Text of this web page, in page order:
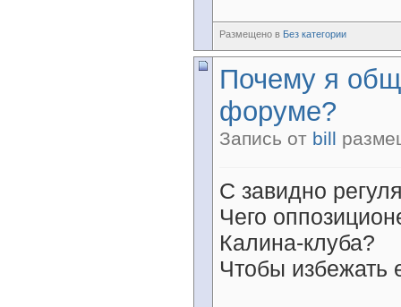
Размещено в Без категории
Почему я
форуме?
Запись от bill
С завидно
Чего
Калина-клуба?
Чтобы избежать